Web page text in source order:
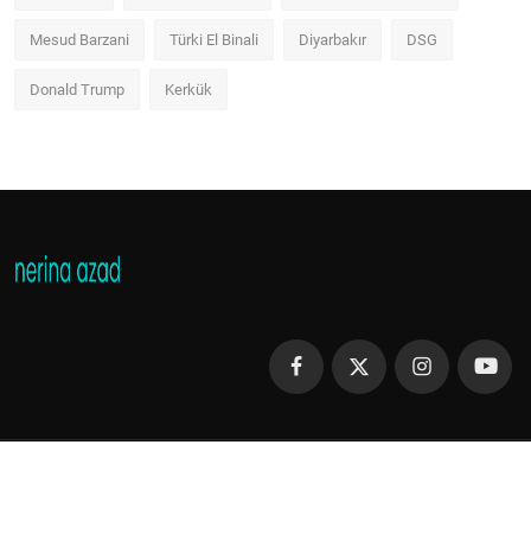
Mesud Barzani Türki El Binali Diyarbakır DSG
Donald Trump Kerkük